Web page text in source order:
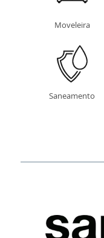
Moveleira
Saneamento